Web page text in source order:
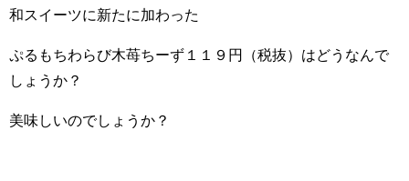
和スイーツに新たに加わった
ぷるもちわらび木苺ちーず１１９円（税抜）はどうなんで
しょうか？
美味しいのでしょうか？